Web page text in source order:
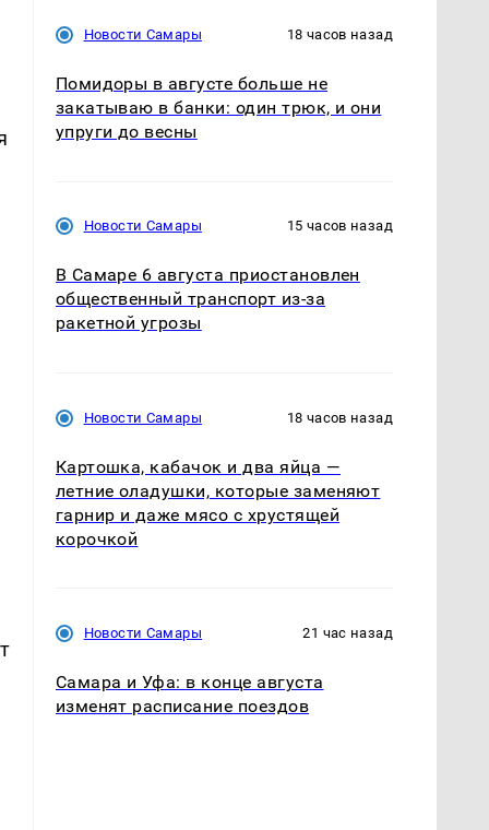
Новости Самары 18 часов назад
Помидоры в августе больше не
закатываю в банки: один трюк, и они
упруги до весны
Новости Самары 15 часов назад
В Самаре 6 августа приостановлен
общественный транспорт из-за
ракетной угрозы
Новости Самары 18 часов назад
Картошка, кабачок и два яйца —
летние оладушки, которые заменяют
гарнир и даже мясо с хрустящей
корочкой
Новости Самары 21 час назад
Самара и Уфа: в конце августа
изменят расписание поездов